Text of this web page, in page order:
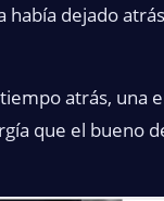
dejado
atrás, una
que el bueno